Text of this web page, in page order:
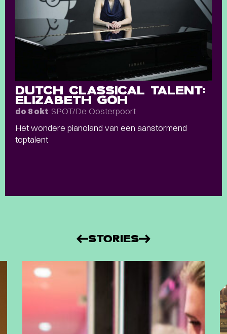
DUTCH CLASSICAL TALENT:
ELIZABETH GOH
do 8 okt SPOT/De Oosterpoort
Het wondere pianoland van een aanstormend
toptalent
STORIES